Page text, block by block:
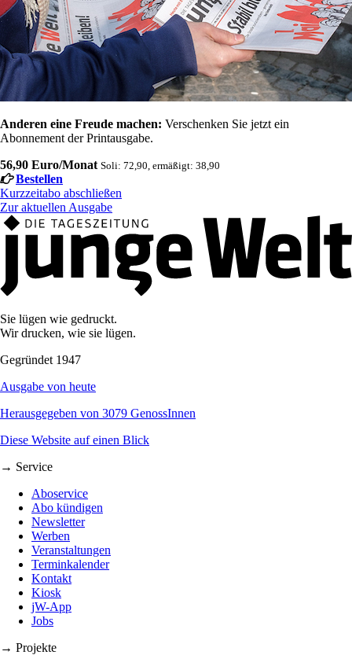
Anderen eine Freude machen: Verschenken Sie jetzt ein
Abonnement der Printausgabe.
56,90 Euro/Monat Soli: 72,90, ermäßigt: 38,90
Bestellen
Kurzzeitabo abschließen
Zur aktuellen Ausgabe
Sie lügen wie gedruckt.
Wir drucken, wie sie lügen.
Gegründet 1947
Ausgabe von heute
Herausgegeben von 3079 GenossInnen
Diese Website auf einen Blick
→ Service
Aboservice
Abo kündigen
Newsletter
Werben
Veranstaltungen
Terminkalender
Kontakt
Kiosk
jW-App
Jobs
→ Projekte